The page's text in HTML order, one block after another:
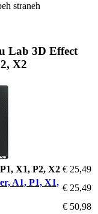
straneh
Lab 3D Effect
X2
X1, P2, X2 € 25,49
A1, P1, X1,
€ 25,49
€ 50,98